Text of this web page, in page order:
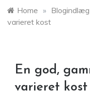
Home » Blogindlæg
varieret kost
En god,
varieret kost